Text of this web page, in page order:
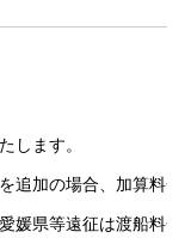
します。
追加の場合、加算料金
媛県等遠征は渡船料金